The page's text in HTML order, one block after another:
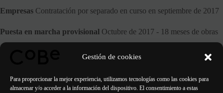
Gestión de cookies
Para proporcionar la mejor experiencia, utilizamos tecnologías como las cookies para
almacenar y/o acceder a la información del dispositivo. El consentimiento a estas
Empresas Contratación por separado en curso en septiembre de 2017
Puesta en marcha provisional Octubre de 2017 - 18 meses de obras
ANTERIOR SIGUIENTE